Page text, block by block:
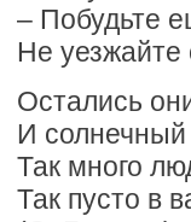
– Побудьте
Не
Остались
И
Так много
Так пусто в